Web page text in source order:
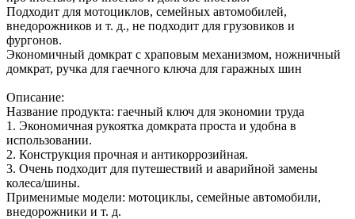
Подходит для мотоциклов, семейных автомобилей,
внедорожников и т. д., не подходит для грузовиков и
фургонов.
Экономичный домкрат с храповым механизмом, ножничный
домкрат, ручка для гаечного ключа для гаражных шин
Описание:
Название продукта: гаечный ключ для экономии труда
1. Экономичная рукоятка домкрата проста и удобна в
использовании.
2. Конструкция прочная и антикоррозийная.
3. Очень подходит для путешествий и аварийной замены
колеса/шины.
Применимые модели: мотоциклы, семейные автомобили,
внедорожники и т. д.